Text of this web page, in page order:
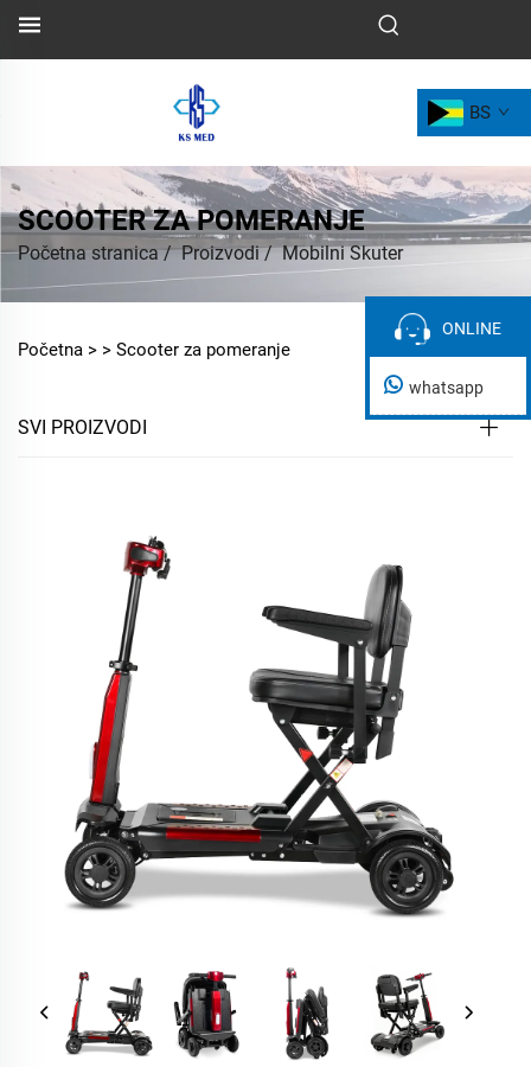
BS
SCOOTER ZA POMERANJE
Početna stranica/Proizvodi/Mobilni Skuter
Početna > > Scooter za pomeranje
SVI PROIZVODI
ONLINE
ONLINE
whatsapp